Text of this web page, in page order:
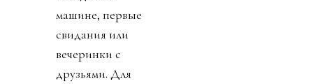
машине, первые
свидания или
вечеринки с
друзьями. Для